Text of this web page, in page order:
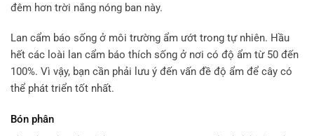
đêm hơn trời nắng nóng ban này.
Lan cẩm báo sống ở môi trường ẩm ướt trong tự nhiên. Hầu
hết các loài lan cẩm báo thích sống ở nơi có độ ẩm từ 50 đến
100%. Vì vậy, bạn cần phải lưu ý đến vấn đề độ ẩm để cây có
thể phát triển tốt nhất.
Bón phân